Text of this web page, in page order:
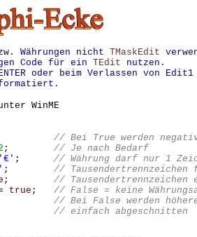
Währungen nicht TMaskEdit
Code für ein TEdit nutzen.
oder beim Verlassen von
.
WinME
;
'€' ;
;
;
true ;